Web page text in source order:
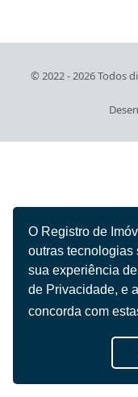
O Registro de
outras tecnologias
sua experiência
de Privacidade, e
concorda com
© 2022 - 2026 Todos